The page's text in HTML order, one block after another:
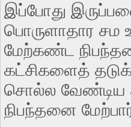
இப்போது
பொருளாதார சம
மேற்கண்ட
கட்சிகளைத்
சொல்ல வேண்டிய
நிபந்தனை